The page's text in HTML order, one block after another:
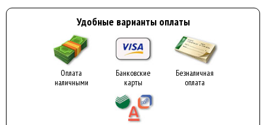
Удобные варианты оплаты
Оплата
наличными
Банковские
карты
Безналичная
оплата